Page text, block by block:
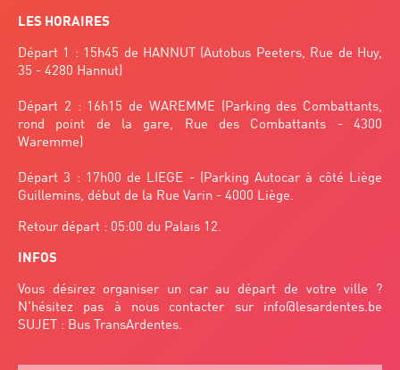
LES HORAIRES
Départ 1 : 15h45 de HANNUT (Autobus Peeters, Rue de Huy,
35 - 4280 Hannut)
Départ 2 : 16h15 de WAREMME (Parking des Combattants,
rond point de la gare, Rue des Combattants - 4300
Waremme)
Départ 3 : 17h00 de LIEGE - (Parking Autocar à côté Liège
Guillemins, début de la Rue Varin - 4000 Liège.
Retour départ : 05:00 du Palais 12.
INFOS
Vous désirez organiser un car au départ de votre ville ?
N'hésitez pas à nous contacter sur info@lesardentes.be
SUJET : Bus TransArdentes.